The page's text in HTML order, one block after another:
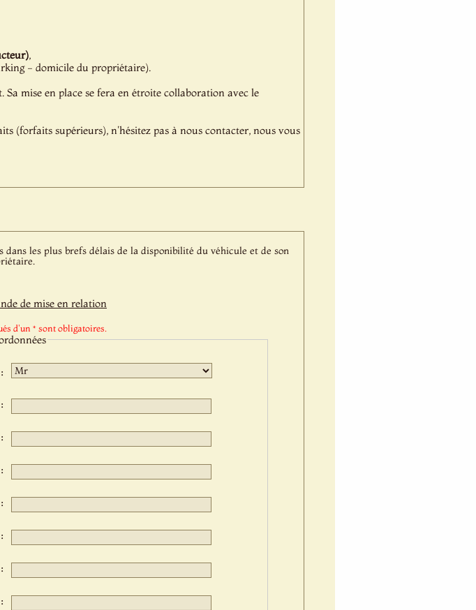
,
- domicile du propriétaire).
mise en place se fera en étroite collaboration avec le
(forfaits supérieurs), n'hésitez pas à nous contacter, nous vous
les plus brefs délais de la disponibilité du véhicule et de son
de mise en relation
d'un * sont obligatoires.